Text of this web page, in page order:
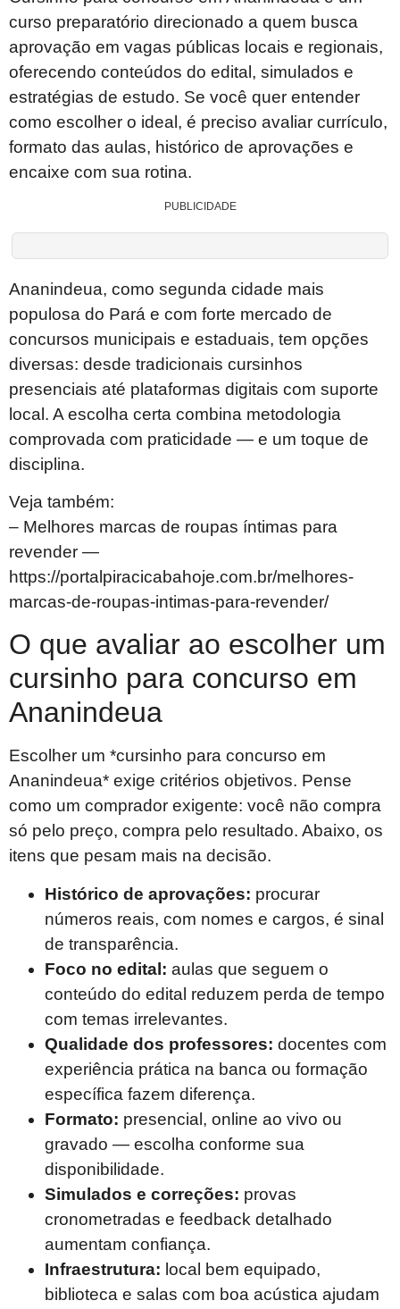
curso preparatório direcionado a quem busca
aprovação em vagas públicas locais e regionais,
oferecendo conteúdos do edital, simulados e
estratégias de estudo. Se você quer entender
como escolher o ideal, é preciso avaliar currículo,
formato das aulas, histórico de aprovações e
encaixe com sua rotina.
PUBLICIDADE
Ananindeua, como segunda cidade mais
populosa do Pará e com forte mercado de
concursos municipais e estaduais, tem opções
diversas: desde tradicionais cursinhos
presenciais até plataformas digitais com suporte
local. A escolha certa combina metodologia
comprovada com praticidade — e um toque de
disciplina.
Veja também:
– Melhores marcas de roupas íntimas para
revender —
https://portalpiracicabahoje.com.br/melhores-
marcas-de-roupas-intimas-para-revender/
O que avaliar ao escolher um
cursinho para concurso em
Ananindeua
Escolher um *cursinho para concurso em
Ananindeua* exige critérios objetivos. Pense
como um comprador exigente: você não compra
só pelo preço, compra pelo resultado. Abaixo, os
itens que pesam mais na decisão.
Histórico de aprovações: procurar
números reais, com nomes e cargos, é sinal
de transparência.
Foco no edital: aulas que seguem o
conteúdo do edital reduzem perda de tempo
com temas irrelevantes.
Qualidade dos professores: docentes com
experiência prática na banca ou formação
específica fazem diferença.
Formato: presencial, online ao vivo ou
gravado — escolha conforme sua
disponibilidade.
Simulados e correções: provas
cronometradas e feedback detalhado
aumentam confiança.
Infraestrutura: local bem equipado,
biblioteca e salas com boa acústica ajudam